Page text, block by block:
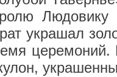
украшал
церемоний.